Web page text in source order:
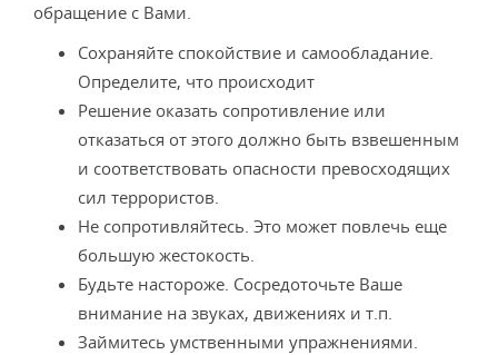
обращение с Вами.
Сохраняйте спокойствие и самообладание.
Определите, что происходит
Решение оказать сопротивление или
отказаться от этого должно быть взвешенным
и соответствовать опасности превосходящих
сил террористов.
Не сопротивляйтесь. Это может повлечь еще
большую жестокость.
Будьте настороже. Сосредоточьте Ваше
внимание на звуках, движениях и т.п.
Займитесь умственными упражнениями.